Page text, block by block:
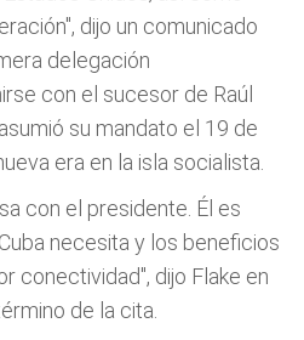
dijo un comunicado
delegación
con el sucesor de Raúl
su mandato el 19 de
era en la isla socialista.
con el presidente. Él es
necesita y los beneficios
conectividad", dijo Flake en
de la cita.